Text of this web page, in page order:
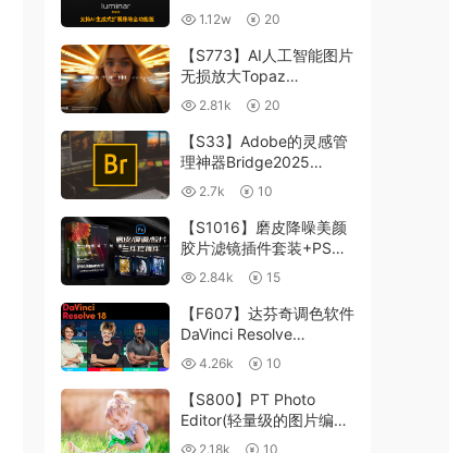
1.24.4(x64)超强修图插件
中文版WIN+MAC含400
个预设
1.12w 20
【S773】AI人工智能图片
无损放大Topaz
Gigapixel AI 8.4.0.1b照
片模糊清晰 PS插件+独立
版 WIN/MAC
2.81k 20
【S33】Adobe的灵感管
理神器Bridge2025
15.0.3 WIN系统 右键可
进入ACR
2.7k 10
【S1016】磨皮降噪美颜
胶片滤镜插件套装+PS动
作 Imagenomic
Professional Plugin Suite
v2027 Win汉化中文版
2.84k 15
【F607】达芬奇调色软件
DaVinci Resolve
Studio18.6Win、Mac 中
文/英文
4.26k 10
【S800】PT Photo
Editor(轻量级的图片编辑
工具)5.10.3汉化版 WIN
2.18k 10